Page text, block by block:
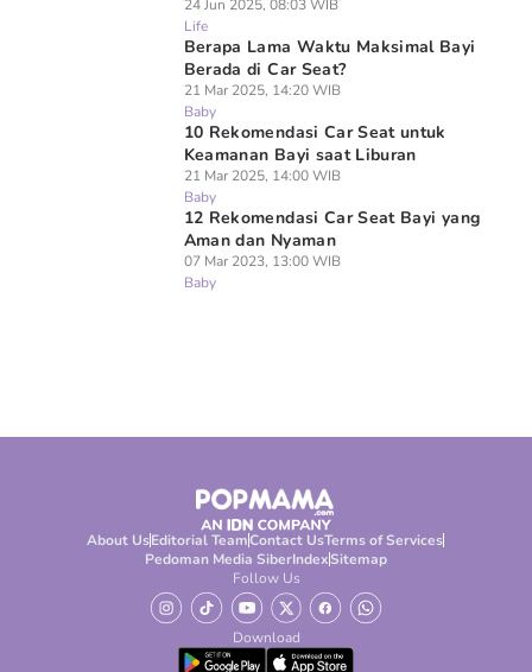
24 Jun 2025, 08:03 WIB
Life
Berapa Lama Waktu Maksimal Bayi
Berada di Car Seat?
21 Mar 2025, 14:20 WIB
Baby
10 Rekomendasi Car Seat untuk
Keamanan Bayi saat Liburan
21 Mar 2025, 14:00 WIB
Baby
12 Rekomendasi Car Seat Bayi yang
Aman dan Nyaman
07 Mar 2023, 13:00 WIB
Baby
About UsEditorial TeamContact UsTerms of Services
Pedoman Media SiberIndexSitemap
Follow Us
Download